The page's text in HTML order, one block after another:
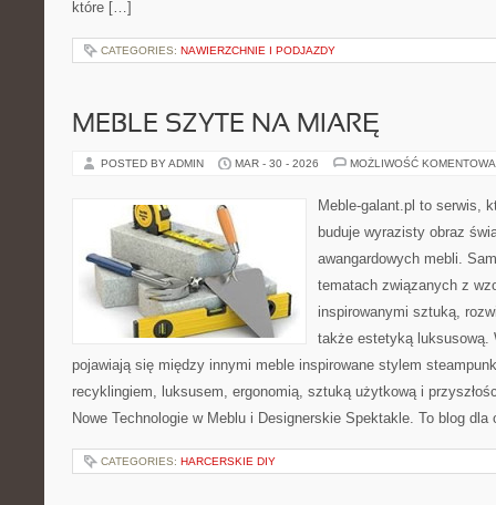
które […]
CATEGORIES: NAWIERZCHNIE I PODJAZDY
MEBLE SZYTE NA MIARĘ
POSTED BY ADMIN MAR - 30 - 2026 MOŻLIWOŚĆ
Meble-galant.pl to serwis,
buduje wyrazisty obraz
awangardowych mebli.
tematach związanych z
inspirowanymi sztuką,
także estetyką luksusową.
pojawiają się między innymi meble inspirowane stylem
recyklingiem, luksusem, ergonomią, sztuką użytkową i
Nowe Technologie w Meblu i Designerskie Spektakle. To blog
CATEGORIES: HARCERSKIE DIY